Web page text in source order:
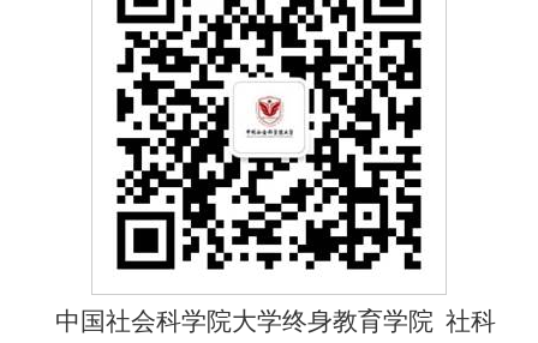
中国社会科学院大学终身教育学院 社科